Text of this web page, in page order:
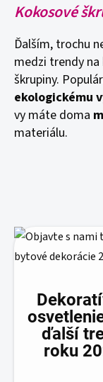
Kokosové
Ďalším, trochu
medzi trendy
škrupiny.
ekologickému
vy máte doma
materiálu.
ďalší
roku